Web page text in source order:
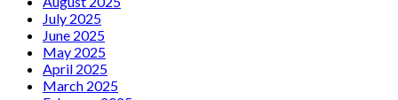
July 2025
June 2025
May 2025
April 2025
March 2025